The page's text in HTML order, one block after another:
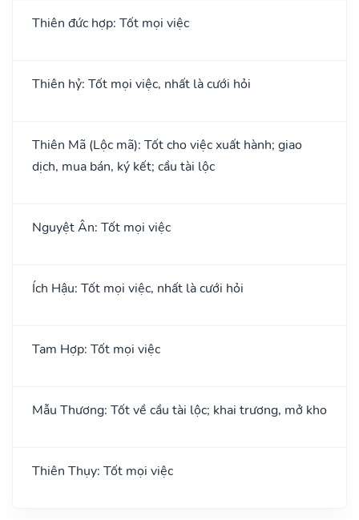
Thiên đức hợp: Tốt mọi việc
Thiên hỷ: Tốt mọi việc, nhất là cưới hỏi
Thiên Mã (Lộc mã): Tốt cho việc xuất hành; giao
dịch, mua bán, ký kết; cầu tài lộc
Nguyệt Ân: Tốt mọi việc
Ích Hậu: Tốt mọi việc, nhất là cưới hỏi
Tam Hợp: Tốt mọi việc
Mẫu Thương: Tốt về cầu tài lộc; khai trương, mở kho
Thiên Thụy: Tốt mọi việc